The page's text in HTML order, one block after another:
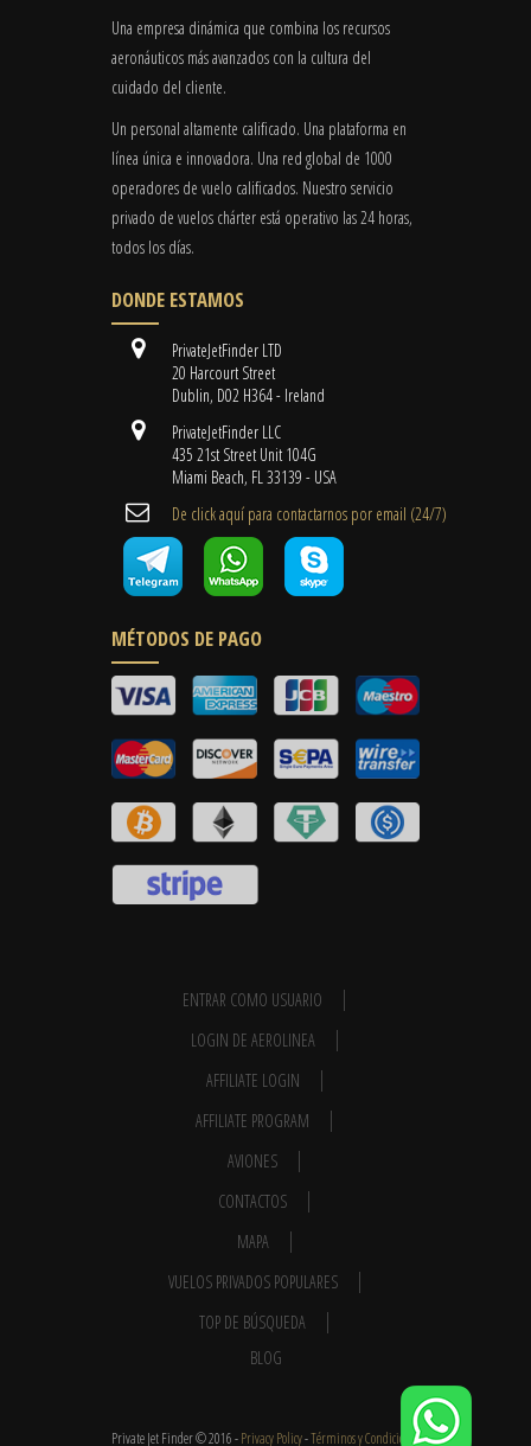
Una empresa dinámica que combina los recursos
aeronáuticos más avanzados con la cultura del
cuidado del cliente.
Un personal altamente calificado. Una plataforma en
línea única e innovadora. Una red global de 1000
operadores de vuelo calificados. Nuestro servicio
privado de vuelos chárter está operativo las 24 horas,
todos los días.
DONDE ESTAMOS
PrivateJetFinder LTD
20 Harcourt Street
Dublin, D02 H364 - Ireland
PrivateJetFinder LLC
435 21st Street Unit 104G
Miami Beach, FL 33139 - USA
De click aquí para contactarnos por email ​(24/7)
MÉTODOS DE PAGO
ENTRAR COMO USUARIO
LOGIN DE AEROLINEA
AFFILIATE LOGIN
AFFILIATE PROGRAM
AVIONES
CONTACTOS
MAPA
VUELOS PRIVADOS POPULARES
TOP DE BÚSQUEDA
BLOG
Private Jet Finder © 2016 -Privacy Policy-Términos y Condiciones